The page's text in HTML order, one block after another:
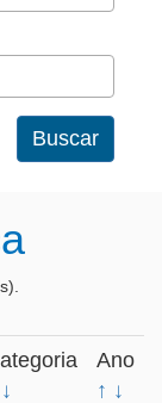
Buscar
↓
Ano
↑ ↓